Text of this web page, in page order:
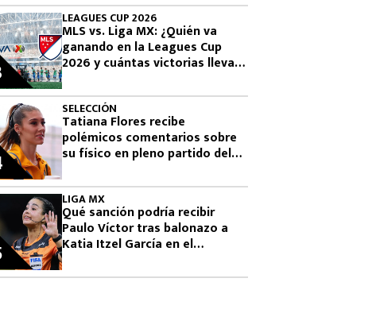
LEAGUES CUP 2026
MLS vs. Liga MX: ¿Quién va
ganando en la Leagues Cup
2026 y cuántas victorias lleva
SELECCIÓN
Tatiana Flores recibe
polémicos comentarios sobre
su físico en pleno partido del
LIGA MX
Qué sanción podría recibir
Paulo Víctor tras balonazo a
Katia Itzel García en el